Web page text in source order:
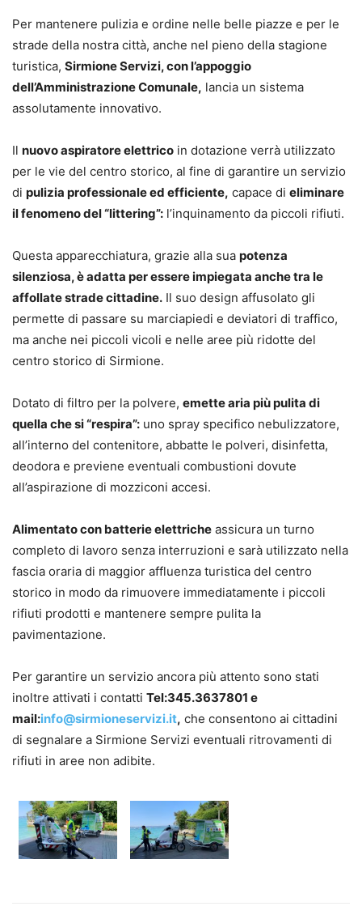
Per mantenere pulizia e ordine nelle belle piazze e per le
strade della nostra città, anche nel pieno della stagione
turistica, Sirmione Servizi, con l’appoggio
dell’Amministrazione Comunale, lancia un sistema
assolutamente innovativo.
Il nuovo aspiratore elettrico in dotazione verrà utilizzato
per le vie del centro storico, al fine di garantire un servizio
di pulizia professionale ed efficiente, capace di eliminare
il fenomeno del “littering”: l’inquinamento da piccoli rifiuti.
Questa apparecchiatura, grazie alla sua potenza
silenziosa, è adatta per essere impiegata anche tra le
affollate strade cittadine. Il suo design affusolato gli
permette di passare su marciapiedi e deviatori di traffico,
ma anche nei piccoli vicoli e nelle aree più ridotte del
centro storico di Sirmione.
Dotato di filtro per la polvere, emette aria più pulita di
quella che si “respira”: uno spray specifico nebulizzatore,
all’interno del contenitore, abbatte le polveri, disinfetta,
deodora e previene eventuali combustioni dovute
all’aspirazione di mozziconi accesi.
Alimentato con batterie elettriche assicura un turno
completo di lavoro senza interruzioni e sarà utilizzato nella
fascia oraria di maggior affluenza turistica del centro
storico in modo da rimuovere immediatamente i piccoli
rifiuti prodotti e mantenere sempre pulita la
pavimentazione.
Per garantire un servizio ancora più attento sono stati
inoltre attivati i contatti Tel:345.3637801 e
mail:info@sirmioneservizi.it, che consentono ai cittadini
di segnalare a Sirmione Servizi eventuali ritrovamenti di
rifiuti in aree non adibite.